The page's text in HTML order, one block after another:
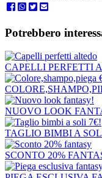
Potrebbero
CAPELLI PERFETTI
NUOVO LOOK
TAGLIO BIMBI A
SCONTO 20%